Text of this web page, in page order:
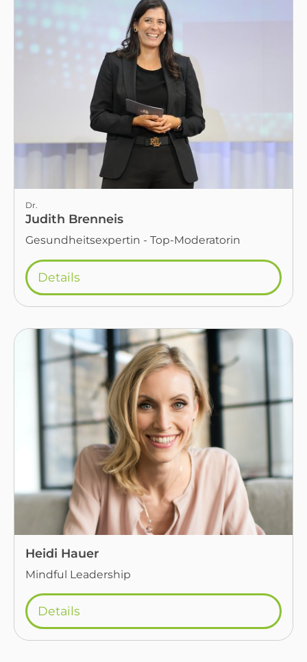
Dr.
Judith Brenneis
Gesundheitsexpertin - Top-Moderatorin
Details
Heidi Hauer
Mindful Leadership
Details